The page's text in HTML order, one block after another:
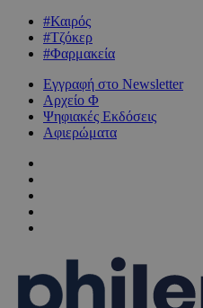
#Καιρός
#Τζόκερ
#Φαρμακεία
Εγγραφή στο Newsletter
Αρχείο Φ
Ψηφιακές Εκδόσεις
Αφιερώματα